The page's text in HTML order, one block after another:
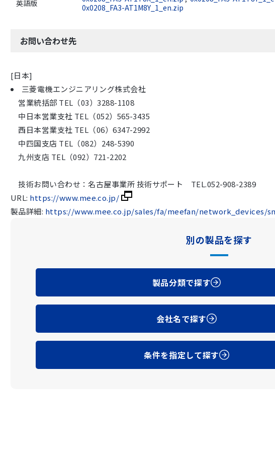
英語版
0x0208_FA3-AT1M8Y_1_en.zip
お問い合わせ先
[日本]
三菱電機エンジニアリング株式会社
営業統括部 TEL（03）3288-1108
中日本営業支社 TEL（052）565-3435
西日本営業支社 TEL（06）6347-2992
中四国支店 TEL（082）248-5390
九州支店 TEL（092）721-2202
技術お問い合わせ：名古屋事業所 技術サポート TEL.052-908-2389
URL: https://www.mee.co.jp/
製品詳細: https://www.mee.co.jp/sales/fa/meefan/network_devices/
別の製品を探す
製品分類で探す
会社名で探す
条件を指定して探す